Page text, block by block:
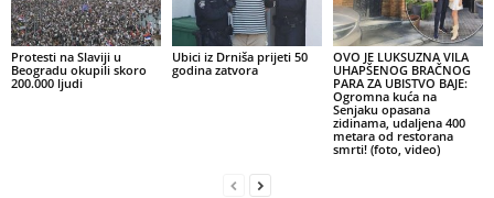
Protesti na Slaviji u
Beogradu okupili skoro
200.000 ljudi
Ubici iz Drniša prijeti 50
godina zatvora
OVO JE LUKSUZNA VILA
UHAPŠENOG BRAČNOG
PARA ZA UBISTVO BAJE:
Ogromna kuća na
Senjaku opasana
zidinama, udaljena 400
metara od restorana
smrti! (foto, video)